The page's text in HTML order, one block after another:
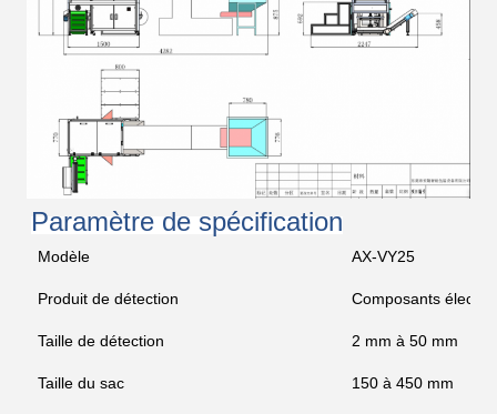
Paramètre de spécification
Modèle AX-VY25
Produit de détection Composants
Taille de détection 2 mm à 50 mm
Taille du sac 150 à 450 mm